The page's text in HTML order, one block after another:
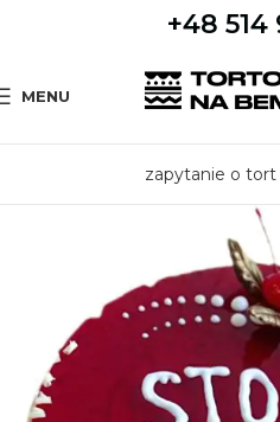
+48 514
MENU
zapytanie o